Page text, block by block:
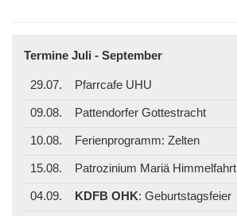
Termine Juli - September
29.07. Pfarrcafe UHU
09.08. Pattendorfer Gottestracht
10.08. Ferienprogramm: Zelten
15.08. Patrozinium Mariä Himmelfahrt
04.09. KDFB OHK: Geburtstagsfeier